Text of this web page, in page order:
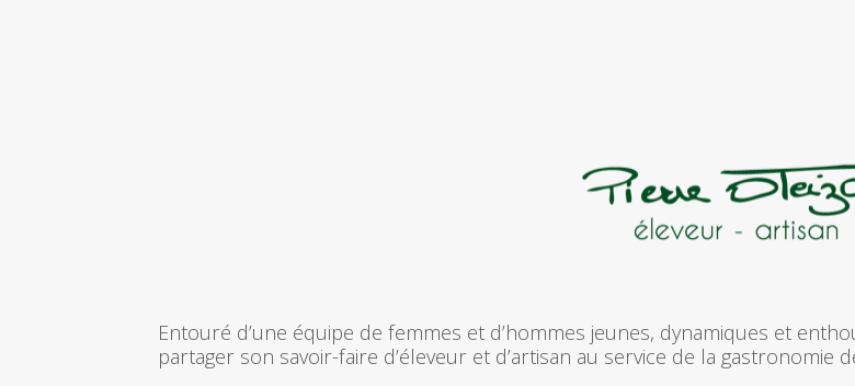
Entouré d’une équipe de femmes et d’hommes jeunes, dynamiques et
partager son savoir-faire d’éleveur et d’artisan au service de la gastronomie